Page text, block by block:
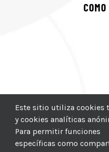
Este sitio utiliza cookies
y cookies analíticas
Para permitir funciones
específicas como